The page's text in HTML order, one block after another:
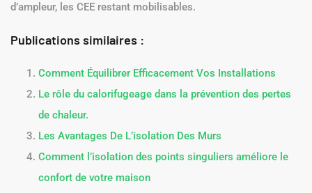
d’ampleur, les CEE restant mobilisables.
Publications similaires :
Comment Équilibrer Efficacement Vos Installations
Le rôle du calorifugeage dans la prévention des pertes
de chaleur.
Les Avantages De L’isolation Des Murs
Comment l’isolation des points singuliers améliore le
confort de votre maison